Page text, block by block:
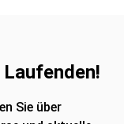
Sie über